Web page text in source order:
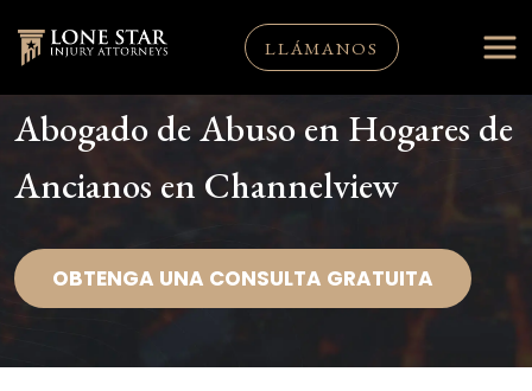
LLÁMANOS
Abogado de Abuso en Hogares de
Ancianos en Channelview
OBTENGA UNA CONSULTA GRATUITA